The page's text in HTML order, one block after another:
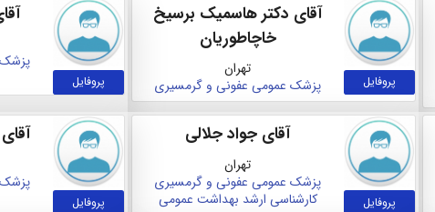
پروفایل
آقای دکتر هاسمیک برسیخ
خاچاطوریان
تهران
پزشک عمومی عفونی و گرمسیری پروفایل
پروفایل
آقای جواد جلالی
تهران
پزشک عمومی عفونی و گرمسیری
کارشناسی ارشد بهداشت عمومی
پروفایل